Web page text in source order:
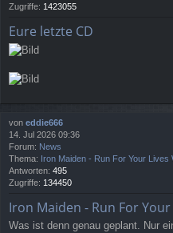
Zugriffe: 1423055
Eure letzte CD
von eddie666
14. Jul 2026 09:36
Forum: News
Thema: Iron Maiden - Run For Your Lives
Antworten: 495
Zugriffe: 134450
Iron Maiden - Run For
Was ist denn genau geplant. Nur